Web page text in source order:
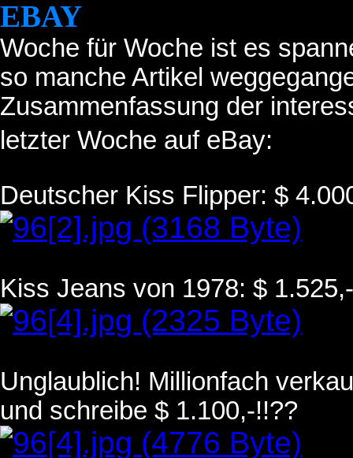
EBAY
Woche für Woche ist es
so manche Artikel
Zusammenfassung der
letzter Woche auf eBay:
Deutscher Kiss Flipper: $
Kiss Jeans von 1978: $
Unglaublich! Millionfach
und schreibe $ 1.100,-!!??